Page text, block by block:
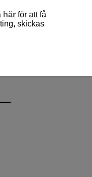
här för att få
skickas